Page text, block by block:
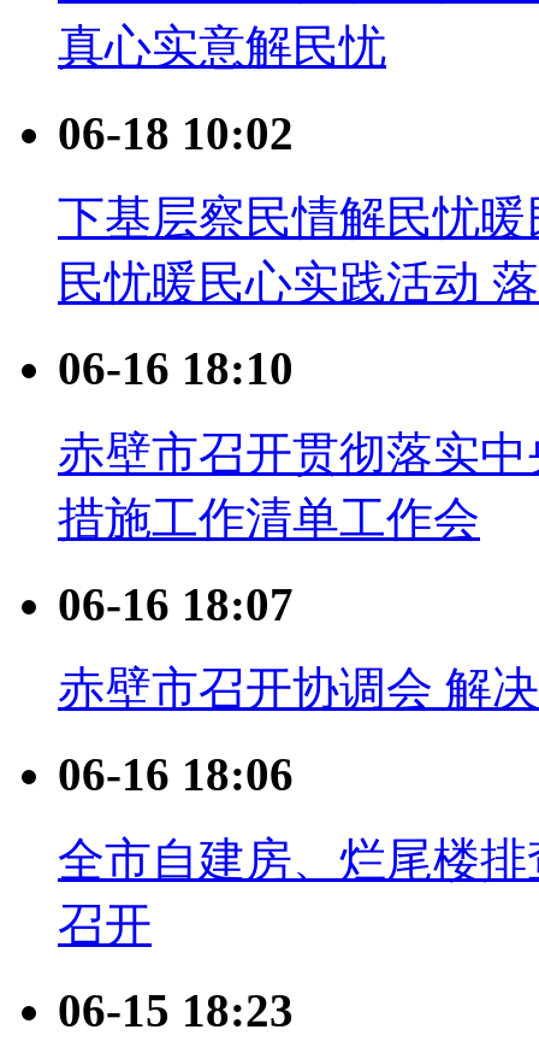
真心实意解民忧
06-18 10:02
下基层察民情解民忧
民忧暖民心实践活动
06-16 18:10
赤壁市召开贯彻落实
措施工作清单工作会
06-16 18:07
赤壁市召开协调会 解
06-16 18:06
全市自建房、烂尾楼
召开
06-15 18:23